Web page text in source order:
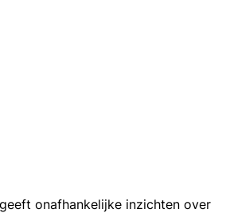
onafhankelijke inzichten over